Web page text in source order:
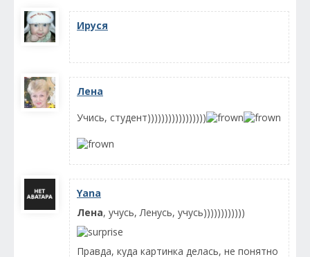
Ируся
Лена
Учись, студент)))))))))))))))))
Yana
Лена, учусь, Ленусь, учусь))))))))))))
Правда, куда картинка делась, не понятно